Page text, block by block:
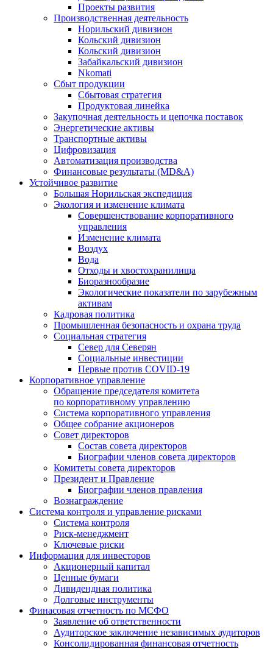
Проекты развития
Производственная деятельность
Норильский дивизион
Кольский дивизион
Кольский дивизион
Забайкальский дивизион
Nkomati
Сбыт продукции
Сбытовая стратегия
Продуктовая линейка
Закупочная деятельность и цепочка поставок
Энергетические активы
Транспортные активы
Цифровизация
Автоматизация производства
Финансовые результаты (MD&A)
Устойчивое развитие
Большая Норильская экспедиция
Экология и изменение климата
Совершенствование корпоративного
управления
Изменение климата
Воздух
Вода
Отходы и хвостохранилища
Биоразнообразие
Экологические показатели по зарубежным
активам
Кадровая политика
Промышленная безопасность и охрана труда
Социальная стратегия
Север для Северян
Социальные инвестиции
Первые против COVID‑19
Корпоративное управление
Обращение председателя комитета
по корпоративному управлению
Система корпоративного управления
Общее собрание акционеров
Совет директоров
Состав совета директоров
Биографии членов совета директоров
Комитеты совета директоров
Президент и Правление
Биографии членов правления
Вознаграждение
Система контроля и управление рисками
Система контроля
Риск-менеджмент
Ключевые риски
Информация для инвесторов
Акционерный капитал
Ценные бумаги
Дивидендная политика
Долговые инструменты
Финасовая отчетность по МСФО
Заявление об ответственности
Аудиторское заключение независимых аудиторов
Консолидированная финансовая отчетность